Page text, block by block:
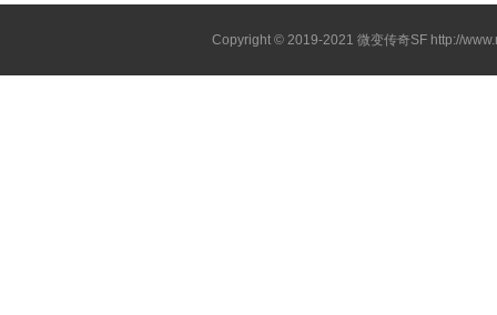
Copyright © 2019-2021 微变传奇SF http://